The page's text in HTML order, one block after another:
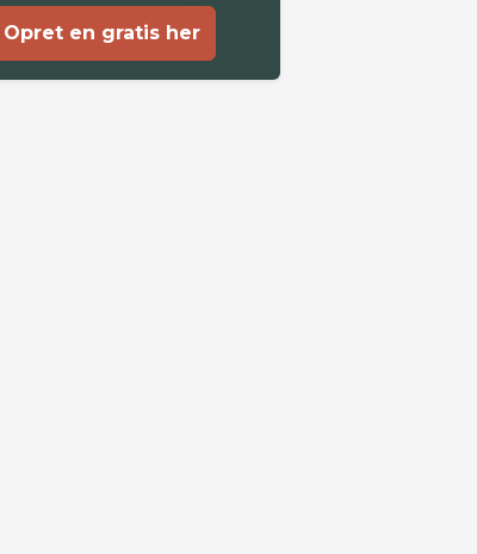
Opret en gratis her